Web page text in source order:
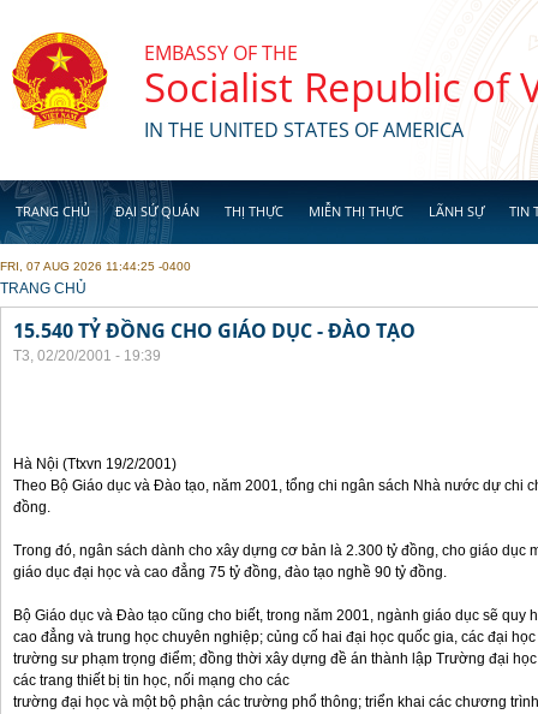
EMBASSY OF THE
Socialist Republic of
IN THE UNITED STATES OF AMERICA
TRANG CHỦ ĐẠI SỨ QUÁN THỊ THỰC MIỄN THỊ THỰC LÃNH SỰ TIN
FRI, 07 AUG 2026 11:44:25 -0400
YOU ARE HERE
TRANG CHỦ
15.540 TỶ ĐỒNG CHO GIÁO DỤC - ĐÀO TẠO
T3, 02/20/2001 - 19:39
Hà Nội (Ttxvn 19/2/2001)
Theo Bộ Giáo dục và Đào tạo, năm 2001, tổng chi ngân sách Nhà nước dự chi
đồng.
Trong đó, ngân sách dành cho xây dựng cơ bản là 2.300 tỷ đồng, cho giáo dục
giáo dục đại học và cao đẳng 75 tỷ đồng, đào tạo nghề 90 tỷ đồng.
Bộ Giáo dục và Đào tạo cũng cho biết, trong năm 2001, ngành giáo dục sẽ
cao đẳng và trung học chuyên nghiệp; củng cố hai đại học quốc gia, các đại
trường sư phạm trọng điểm; đồng thời xây dựng đề án thành lập Trường đại
các trang thiết bị tin học, nối mạng cho các
trường đại học và một bộ phận các trường phổ thông; triển khai các chương